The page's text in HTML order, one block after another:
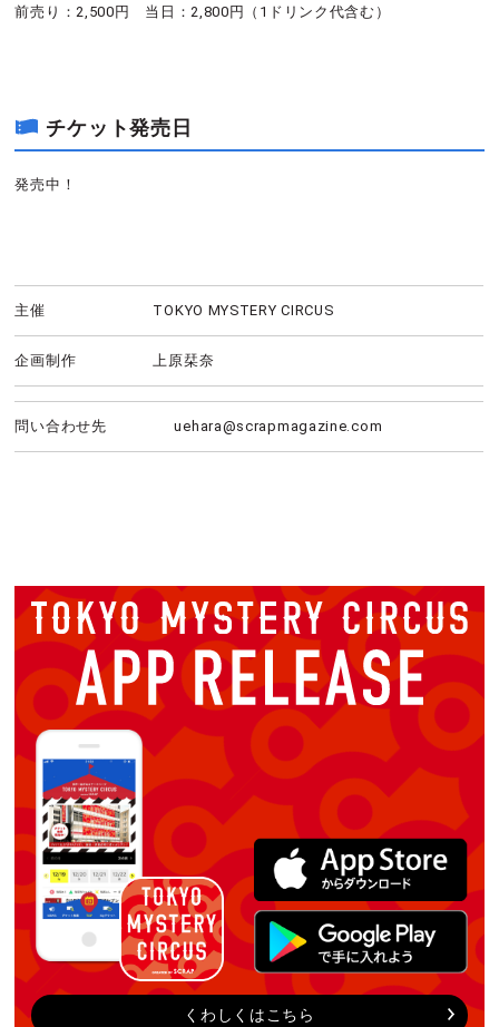
前売り：2,500円 当日：2,800円（1ドリンク代含む）
チケット発売日
発売中！
主催 TOKYO MYSTERY CIRCUS
企画制作 上原栞奈
問い合わせ先 uehara@scrapmagazine.com
くわしくはこちら